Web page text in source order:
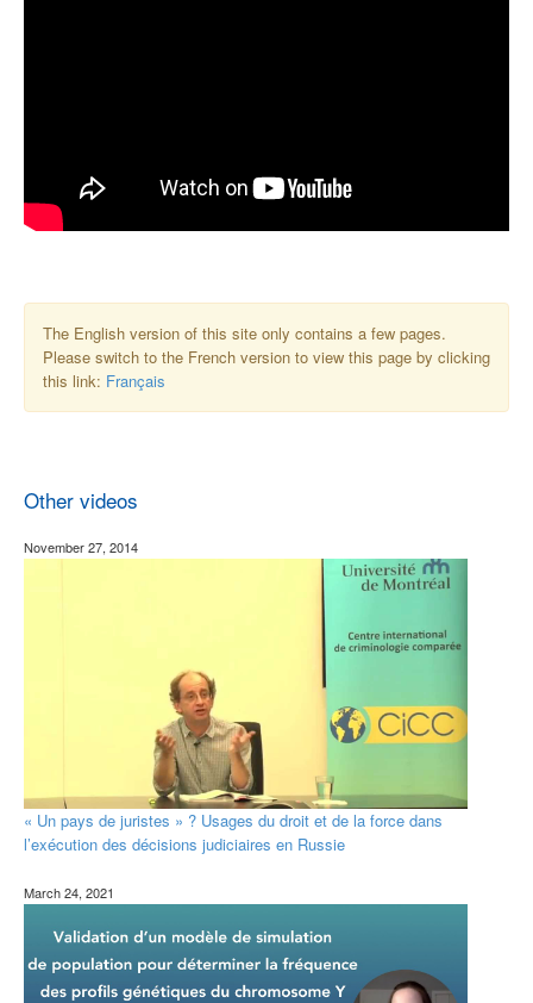
The English version of this site only contains a few pages.
Please switch to the French version to view this page by clicking
this link: Français
Other videos
November 27, 2014
« Un pays de juristes » ? Usages du droit et de la force dans
l’exécution des décisions judiciaires en Russie
March 24, 2021